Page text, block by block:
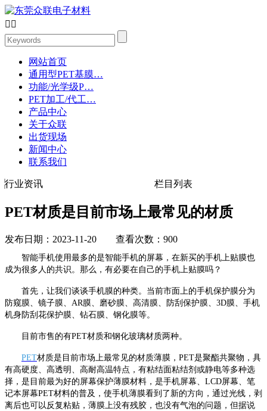
 
网站首页
通用型PET基膜…
功能/光学级P…
PET加工/代工…
产品中心
关于众联
出货现场
新闻中心
联系我们
行业资讯 栏目列表
PET材质是目前市场上最常见的材质
发布日期：2023-11-20 查看次数：900
智能手机使用最多的是智能手机的屏幕，在新买的手机上贴膜也
成为很多人的共识。那么，有必要在自己的手机上贴膜吗？
首先，让我们谈谈手机膜的种类。当前市面上的手机保护膜分为
防窥膜、镜子膜、 AR膜、磨砂膜、高清膜、 防刮保护膜、 3D膜、手机
机身防刮花保护膜、 钻石膜、钢化膜等。
目前市售的有PET材质和钢化玻璃材质两种。
PET材质是目前市场上最常见的材质薄膜，PET是聚酯共聚物，具
有高硬度、高透明、高耐高温特点，有粘结面粘结剂或静电等多种选
择，是目前最为好的屏幕保护薄膜材料，是手机屏幕、 LCD屏幕、笔
记本屏幕PET材料的普及，使手机薄膜看到了 新的方向，通过光线，剥
离后也可以反复粘贴，薄膜上没有残胶，也没有气泡的问题，但据说